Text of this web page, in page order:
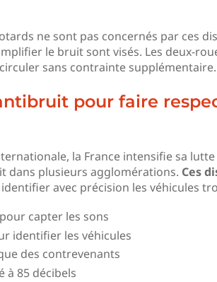
ne sont pas concernés par ces
le bruit sont visés. Les deux-
sans contrainte supplémentaire.
pour faire
la France intensifie sa
dans plusieurs agglomérations. Ces
avec précision les véhicules
capter les sons
identifier les véhicules
des contrevenants
à 85 décibels